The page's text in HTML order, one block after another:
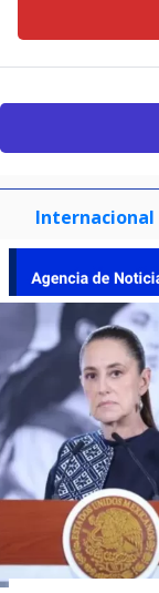
Internacional